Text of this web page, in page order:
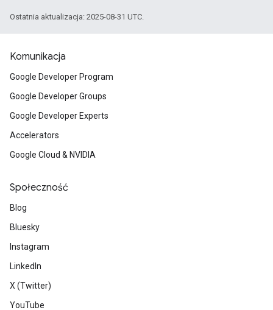
Ostatnia aktualizacja: 2025-08-31 UTC.
Komunikacja
Google Developer Program
Google Developer Groups
Google Developer Experts
Accelerators
Google Cloud & NVIDIA
Społeczność
Blog
Bluesky
Instagram
LinkedIn
X (Twitter)
YouTube